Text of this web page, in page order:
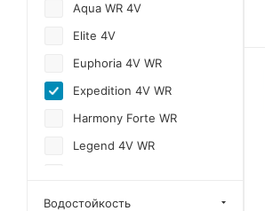
Aqua WR 4V
Elite 4V
Euphoria 4V WR
Expedition 4V WR
Harmony Forte WR
Legend 4V WR
Adventure 4V WR
Водостойкость